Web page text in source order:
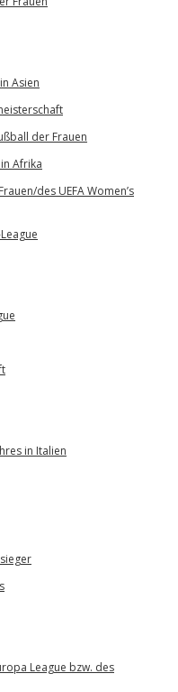
Asien
der Frauen
Afrika
des UEFA Women’s
in Italien
League bzw. des